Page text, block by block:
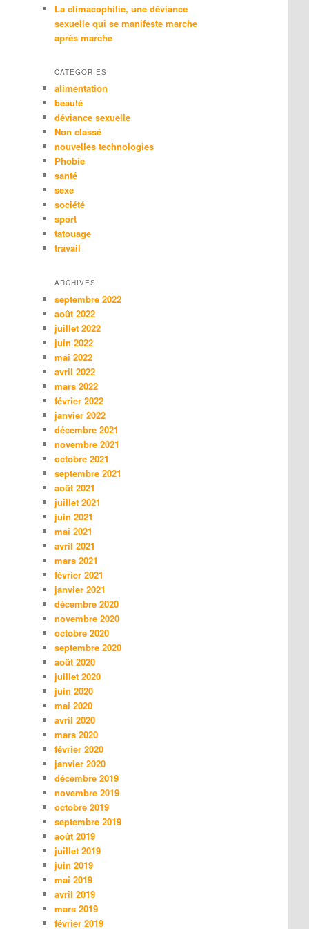
La climacophilie, une déviance
sexuelle qui se manifeste marche
après marche
CATÉGORIES
alimentation
beauté
déviance sexuelle
Non classé
nouvelles technologies
Phobie
santé
sexe
société
sport
tatouage
travail
ARCHIVES
septembre 2022
août 2022
juillet 2022
juin 2022
mai 2022
avril 2022
mars 2022
février 2022
janvier 2022
décembre 2021
novembre 2021
octobre 2021
septembre 2021
août 2021
juillet 2021
juin 2021
mai 2021
avril 2021
mars 2021
février 2021
janvier 2021
décembre 2020
novembre 2020
octobre 2020
septembre 2020
août 2020
juillet 2020
juin 2020
mai 2020
avril 2020
mars 2020
février 2020
janvier 2020
décembre 2019
novembre 2019
octobre 2019
septembre 2019
août 2019
juillet 2019
juin 2019
mai 2019
avril 2019
mars 2019
février 2019